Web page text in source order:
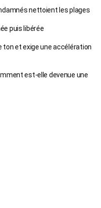
nettoient les plages
puis libérée
ton et exige une accélération
est-elle devenue une